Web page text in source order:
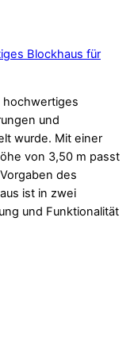
Blockhaus für
hochwertiges
und
wurde. Mit einer
von 3,50 m passt
des
ist in zwei
und Funktionalität